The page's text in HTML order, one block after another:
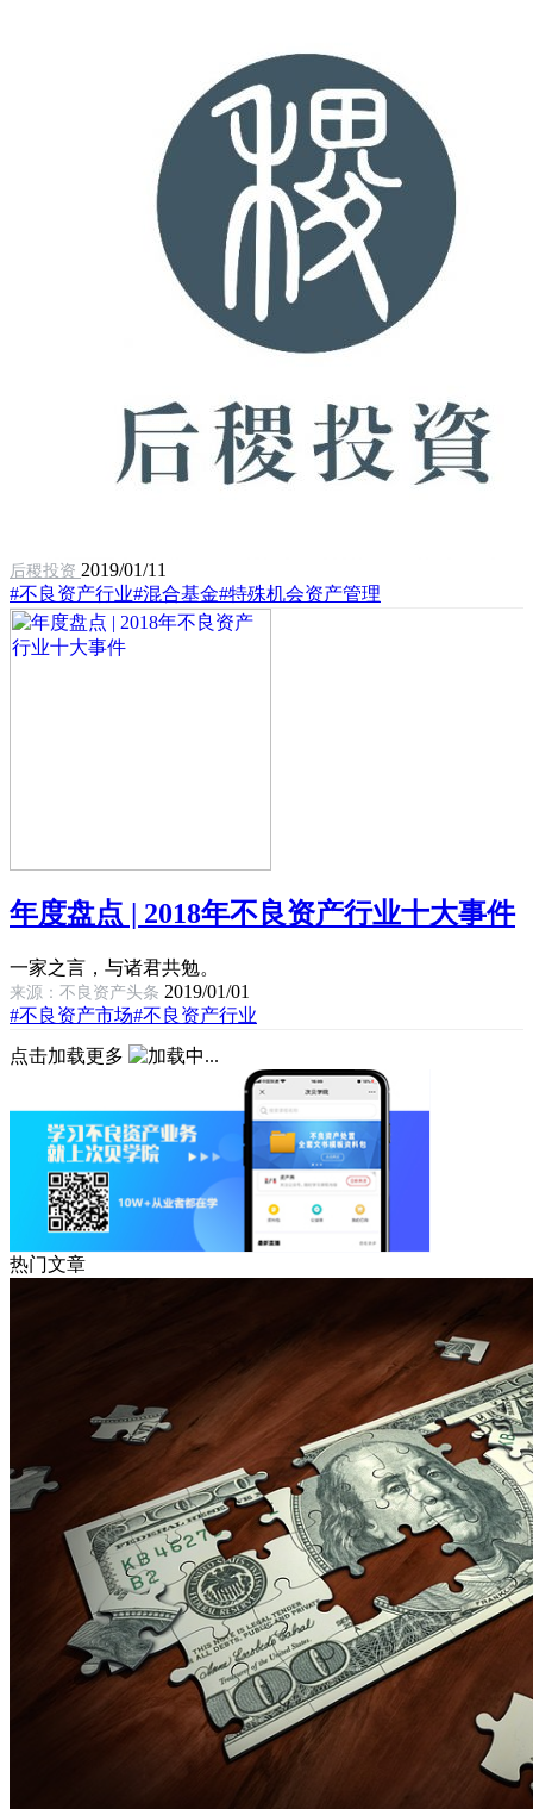
后稷投资 2019/01/11
#不良资产行业#混合基金#特殊机会资产管理
年度盘点 | 2018年不良资产行业十大事件
一家之言，与诸君共勉。
来源：不良资产头条 2019/01/01
#不良资产市场#不良资产行业
点击加载更多
热门文章